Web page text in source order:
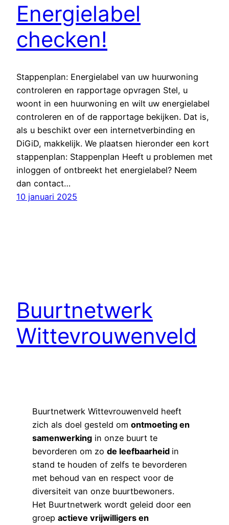
Energielabel
checken!
Stappenplan: Energielabel van uw huurwoning
controleren en rapportage opvragen Stel, u
woont in een huurwoning en wilt uw energielabel
controleren en of de rapportage bekijken. Dat is,
als u beschikt over een internetverbinding en
DiGiD, makkelijk. We plaatsen hieronder een kort
stappenplan: Stappenplan Heeft u problemen met
inloggen of ontbreekt het energielabel? Neem
dan contact…
10 januari 2025
Buurtnetwerk
Wittevrouwenveld
Buurtnetwerk Wittevrouwenveld heeft
zich als doel gesteld om ontmoeting en
samenwerkingin onze buurt te
bevorderen om zo de leefbaarheid in
stand te houden of zelfs te bevorderen
met behoud van en respect voor de
diversiteit van onze buurtbewoners.
Het Buurtnetwerk wordt geleid door een
groep actieve vrijwilligers en